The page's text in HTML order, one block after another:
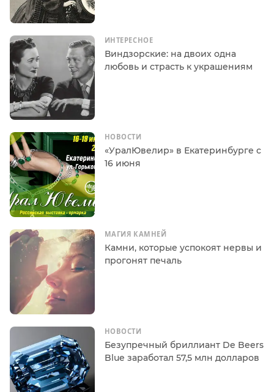
ИНТЕРЕСНОЕ
Виндзорские: на двоих одна
любовь и страсть к украшениям
НОВОСТИ
«УралЮвелир» в Екатеринбурге с
16 июня
МАГИЯ КАМНЕЙ
Камни, которые успокоят нервы и
прогонят печаль
НОВОСТИ
Безупречный бриллиант De Beers
Blue заработал 57,5 млн долларов